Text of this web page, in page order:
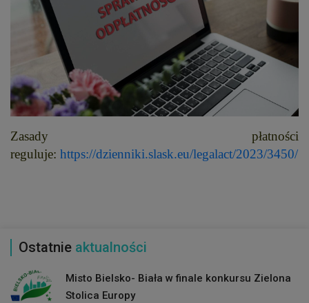
Zasady płatności
reguluje: https://dzienniki.slask.eu/legalact/2023/3450/
Ostatnie aktualności
Misto Bielsko- Biała w finale konkursu Zielona
Stolica Europy